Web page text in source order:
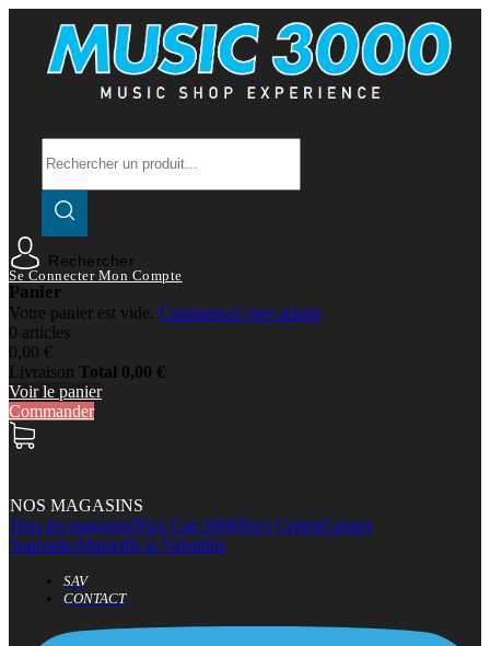
Rechercher
Se Connecter Mon Compte
Panier
Votre panier est vide. Commencer mes achats
0 articles
0,00 €
Livraison Total 0,00 €
Voir le panier
Commander
NOS MAGASINS
Tous les magasinsNice Cap 3000Nice CentreCannes
TourradesMarseille la Valentine
SAV
CONTACT